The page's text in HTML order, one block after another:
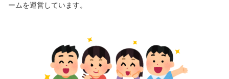
ームを運営しています。